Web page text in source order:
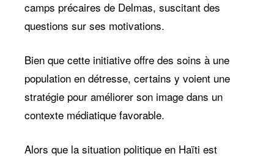
camps précaires de Delmas, suscitant des
questions sur ses motivations.
Bien que cette initiative offre des soins à une
population en détresse, certains y voient une
stratégie pour améliorer son image dans un
contexte médiatique favorable.
Alors que la situation politique en Haïti est